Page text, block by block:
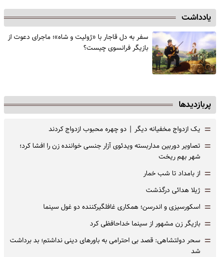
یادداشت
سفر به دل قاجار با «ژولیت و شاه»؛ ماجرای دعوت از
‌بازیگر فرانسوی چیست؟
پربازدیدها
= یک ازدواج مخفیانه دیگر | دو چهره محبوب ازدواج کردند
= تصاویر دوربین مداربسته ویدئوی آزار جنسی خواننده زن را افشا کرد؛
شهر بهم ریخت
= از بامداد تا شب خمار
= ژیلا هدائی درگذشت
= اسکورسیزی و اندرسن؛ همکاری غافلگیرکننده دو غول سینما
= بازیگر زن مشهور از سینما خداحافظی کرد
= سحر دولتشاهی: قصد بی احترامی به باورهای دینی نداشتم؛ بد برداشت
شد